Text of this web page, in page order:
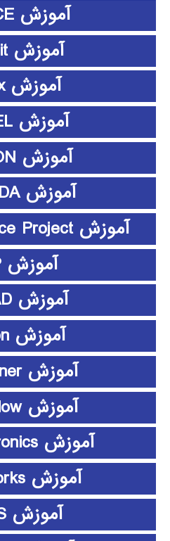
آموزش HSPICE
آموزش L-Edit
آموزش Latex
آموزش LISREL
آموزش LUMION
آموزش MAXQDA
آموزش Microsoft Office Project
آموزش PHP
آموزش PSCAD
آموزش python
آموزش rapidminer
آموزش ShowFlow
آموزش SimElectronics
آموزش SolidWorks
آموزش SPSS